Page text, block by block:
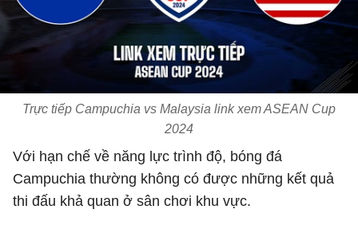
Trực tiếp Campuchia vs Malaysia link xem ASEAN Cup
2024
Với hạn chế về năng lực trình độ, bóng đá
Campuchia thường không có được những kết quả
thi đấu khả quan ở sân chơi khu vực.